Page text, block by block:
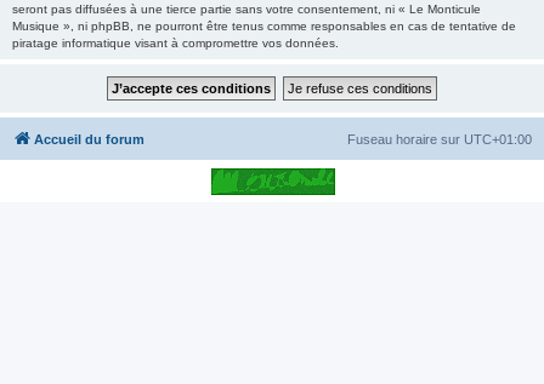
seront pas diffusées à une tierce partie sans votre consentement, ni « Le Monticule
Musique », ni phpBB, ne pourront être tenus comme responsables en cas de tentative de
piratage informatique visant à compromettre vos données.
Accueil du forum Fuseau horaire sur UTC+01:00